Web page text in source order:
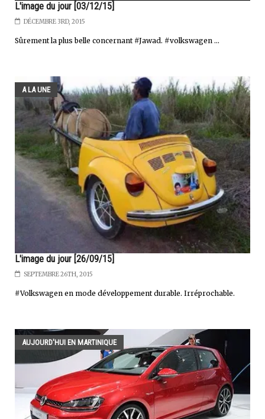
L'image du jour [03/12/15]
DÉCEMBRE 3RD, 2015
Sûrement la plus belle concernant #Jawad. #volkswagen ...
A LA UNE
L'image du jour [26/09/15]
SEPTEMBRE 26TH, 2015
#Volkswagen en mode développement durable. Irréprochable.
AUJOURD'HUI EN MARTINIQUE